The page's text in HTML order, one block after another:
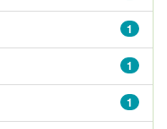
1
1
1